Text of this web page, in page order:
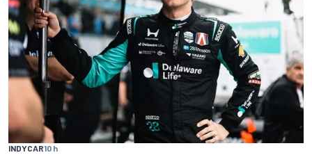
INDYCAR10 h